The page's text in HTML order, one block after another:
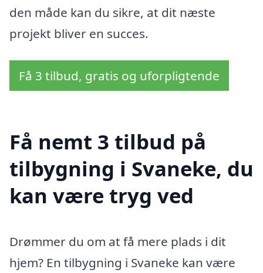
den måde kan du sikre, at dit næste
projekt bliver en succes.
Få 3 tilbud, gratis og uforpligtende
Få nemt 3 tilbud på
tilbygning i Svaneke, du
kan være tryg ved
Drømmer du om at få mere plads i dit
hjem? En tilbygning i Svaneke kan være